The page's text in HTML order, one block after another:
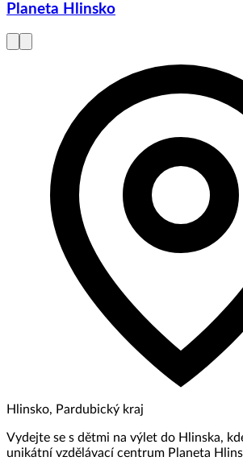
Planeta Hlinsko
Hlinsko, Pardubický kraj
Vydejte se s dětmi na výlet do Hlinska,
unikátní vzdělávací centrum Planeta